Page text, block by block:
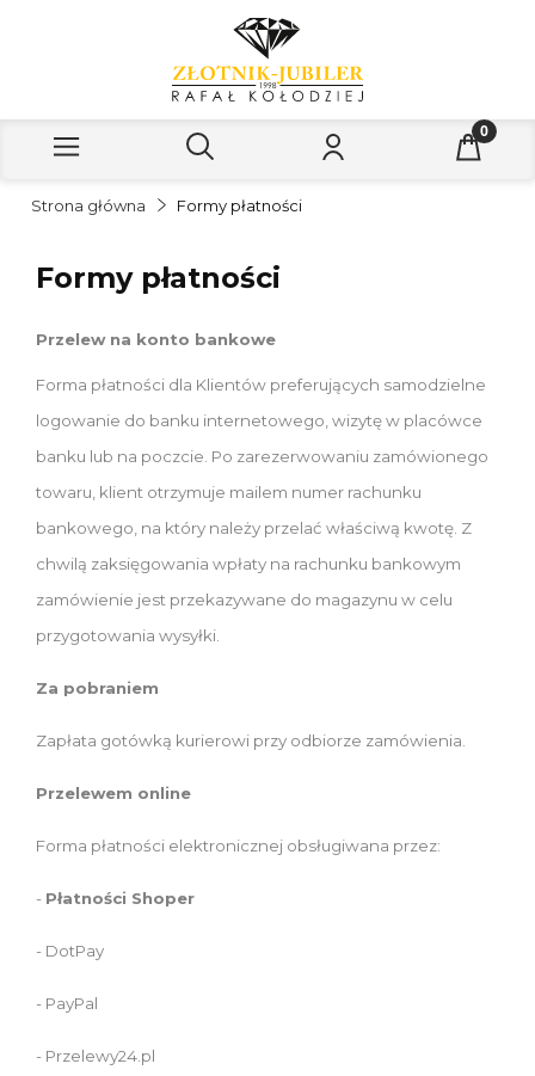
Strona główna Formy płatności
Formy płatności
Przelew na konto bankowe
Forma płatności dla Klientów preferujących samodzielne
logowanie do banku internetowego, wizytę w placówce
banku lub na poczcie. Po zarezerwowaniu zamówionego
towaru, klient otrzymuje mailem numer rachunku
bankowego, na który należy przelać właściwą kwotę. Z
chwilą zaksięgowania wpłaty na rachunku bankowym
zamówienie jest przekazywane do magazynu w celu
przygotowania wysyłki.
Za pobraniem
Zapłata gotówką kurierowi przy odbiorze zamówienia.
Przelewem online
Forma płatności elektronicznej obsługiwana przez:
- Płatności Shoper
- DotPay
- PayPal
- Przelewy24.pl